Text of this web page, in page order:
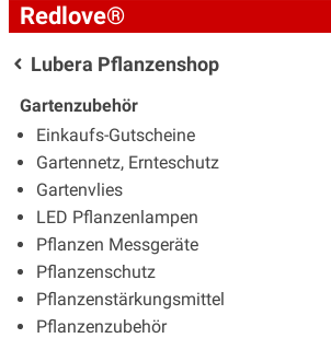
Redlove®
Lubera Pflanzenshop
Gartenzubehör
Einkaufs-Gutscheine
Gartennetz, Ernteschutz
Gartenvlies
LED Pflanzenlampen
Pflanzen Messgeräte
Pflanzenschutz
Pflanzenstärkungsmittel
Pflanzenzubehör